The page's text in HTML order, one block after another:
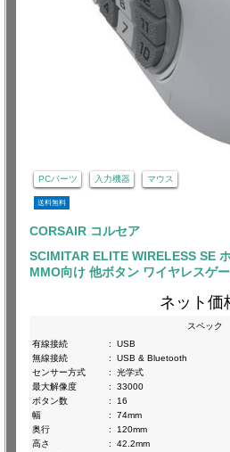
PCパーツ 入力機器 マウス
送料無料
CORSAIR コルセア
SCIMITAR ELITE WIRELESS SE
MMO向け 他ボタン ワイヤレスゲ
ネット価
スペック
有線接続
:
USB
無線接続
:
USB & Bluetooth
センサー方式
:
光学式
最大解像度
:
33000
ボタン数
:
16
幅
:
74mm
奥行
:
120mm
高さ
:
42.2mm